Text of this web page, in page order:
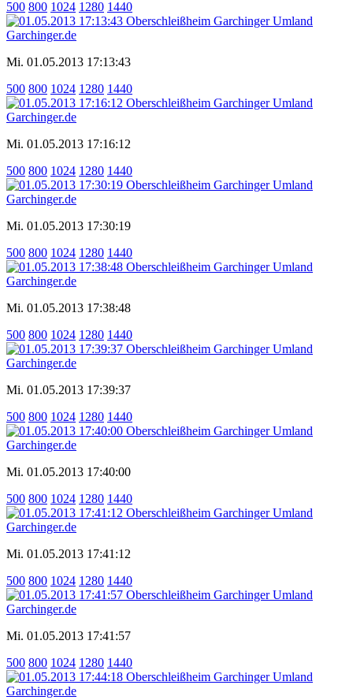
500 800 1024 1280 1440
Mi. 01.05.2013 17:13:43
500 800 1024 1280 1440
Mi. 01.05.2013 17:16:12
500 800 1024 1280 1440
Mi. 01.05.2013 17:30:19
500 800 1024 1280 1440
Mi. 01.05.2013 17:38:48
500 800 1024 1280 1440
Mi. 01.05.2013 17:39:37
500 800 1024 1280 1440
Mi. 01.05.2013 17:40:00
500 800 1024 1280 1440
Mi. 01.05.2013 17:41:12
500 800 1024 1280 1440
Mi. 01.05.2013 17:41:57
500 800 1024 1280 1440